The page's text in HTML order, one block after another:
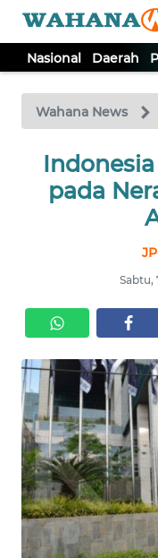
Nasional Daerah
Wahana News
pada
Sabtu,
TV
Tutup
NASIONAL
KRIMINAL
EKUIN
SAINS-TEKNO
KESEHATAN
INTERNASIONAL